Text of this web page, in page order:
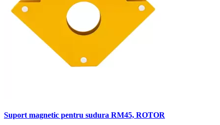
Suport magnetic pentru sudura RM45, ROTOR